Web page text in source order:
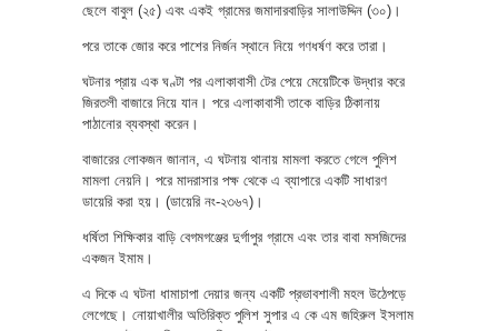
ছেলে বাবুল (২৫) এবং একই গ্রামের জমাদারবাড়ির সালাউদ্দিন (৩০)।
পরে তাকে জোর করে পাশের নির্জন স্থানে নিয়ে গণধর্ষণ করে তারা।
ঘটনার প্রায় এক ঘণ্টা পর এলাকাবাসী টের পেয়ে মেয়েটিকে উদ্ধার করে
জিরতলী বাজারে নিয়ে যান। পরে এলাকাবাসী তাকে বাড়ির ঠিকানায়
পাঠানোর ব্যবস্থা করেন।
বাজারের লোকজন জানান, এ ঘটনায় থানায় মামলা করতে গেলে পুলিশ
মামলা নেয়নি। পরে মাদরাসার পক্ষ থেকে এ ব্যাপারে একটি সাধারণ
ডায়েরি করা হয়। (ডায়েরি নং-২৩৬৭)।
ধর্ষিতা শিক্ষিকার বাড়ি বেগমগঞ্জের দুর্গাপুর গ্রামে এবং তার বাবা মসজিদের
একজন ইমাম।
এ দিকে এ ঘটনা ধামাচাপা দেয়ার জন্য একটি প্রভাবশালী মহল উঠেপড়ে
লেগেছে। নোয়াখালীর অতিরিক্ত পুলিশ সুপার এ কে এম জহিরুল ইসলাম